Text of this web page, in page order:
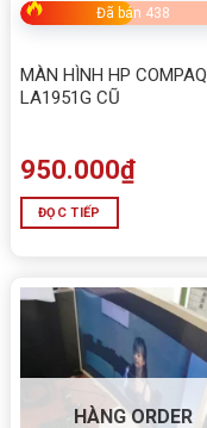
Đã bán 438
MÀN HÌNH HP COMPAQ
LA1951G CŨ
950.000₫
ĐỌC TIẾP
HÀNG ORDER